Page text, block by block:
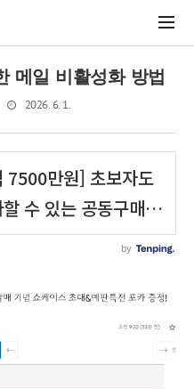
메일 비활성화 방법
2026. 6. 1.